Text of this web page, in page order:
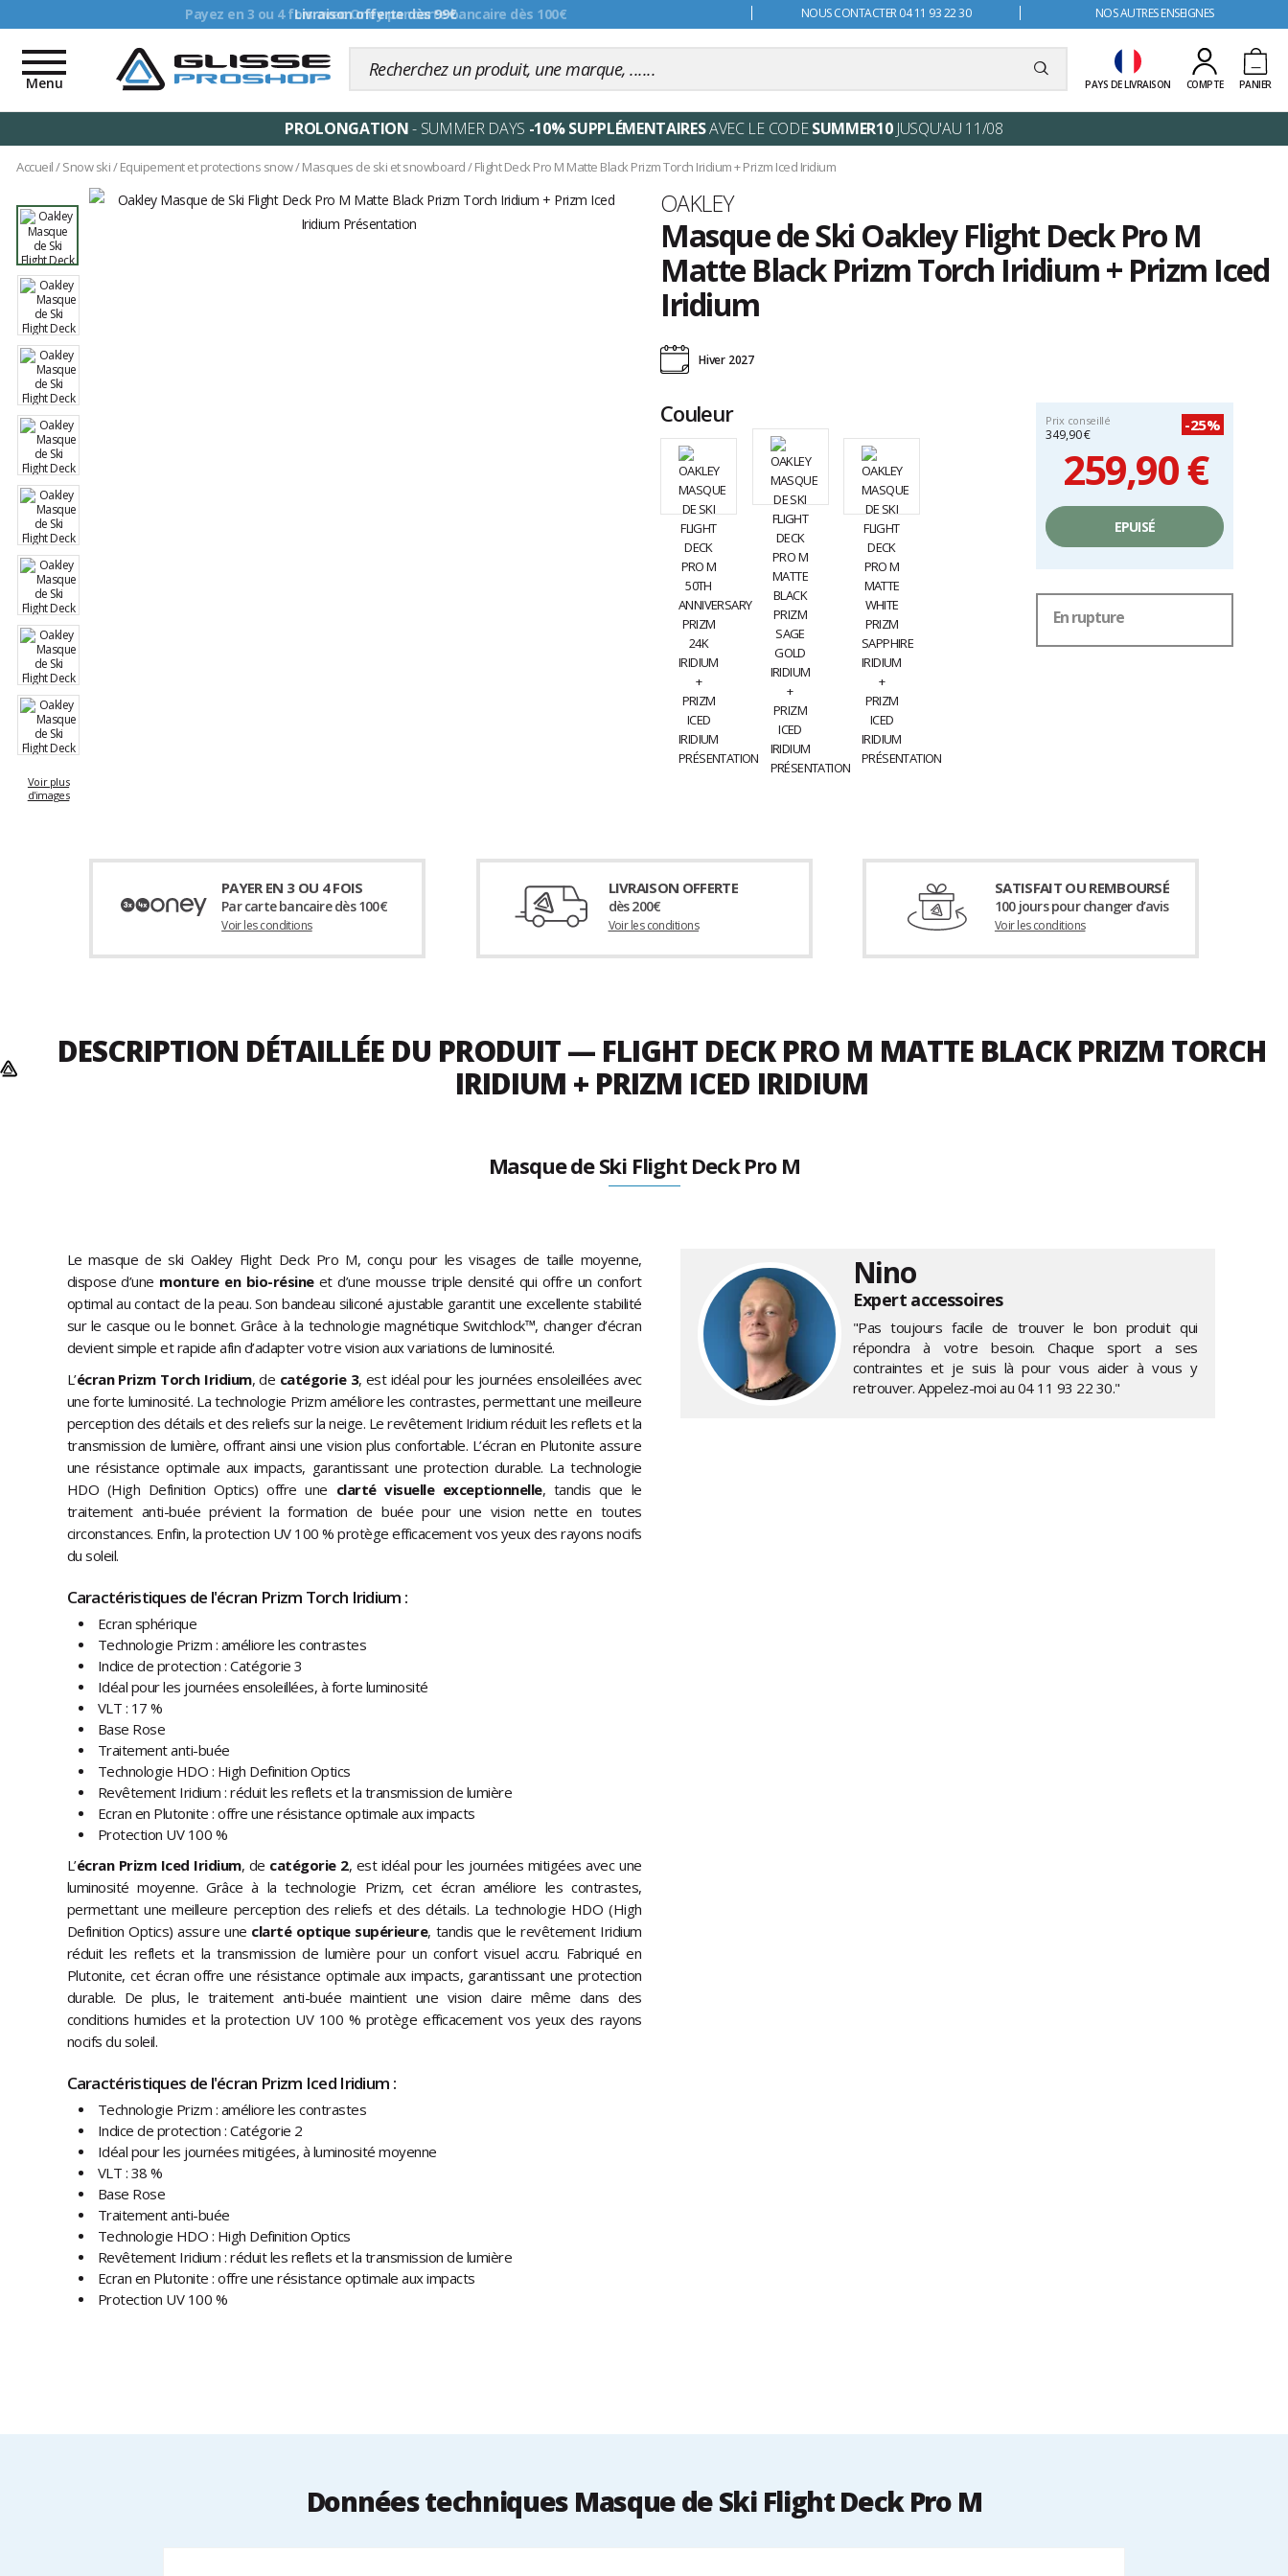
Livraison offerte dès 99€ NOUS CONTACTER 04 11 93 22 30 NOS AUTRES ENSEIGNES
PAYS DE LIVRAISON COMPTE PANIER
Toggle
navigation
Menu
PROLONGATION- SUMMER DAYS -10% SUPPLÉMENTAIRESAVEC LE CODESUMMER10JUSQU'AU 11/08
Accueil/Snow ski/Equipement et protections snow/Masques de ski et snowboard/Flight Deck Pro M Matte Black Prizm Torch Iridium + Prizm Iced Iridium
Voir plus
d'images
Marque
OAKLEY
Masque de Ski Oakley Flight Deck Pro M
Matte Black Prizm Torch Iridium + Prizm Iced
Iridium
avis
clientsHiver 2027
Couleur Prix conseillé
349,90 €
-25%
259,90 €
Prix
unitaire,
hors
frais
EPUISÉ
En rupture
PAYER EN 3 OU 4 FOIS
Par carte bancaire dès 100€
Voir les conditions
LIVRAISON OFFERTE
dès 200€
Voir les conditions
SATISFAIT OU REMBOURSÉ
100 jours pour changer d’avis
Voir les conditions
DESCRIPTION DÉTAILLÉE DU PRODUIT — FLIGHT DECK PRO M MATTE BLACK PRIZM TORCH
IRIDIUM + PRIZM ICED IRIDIUM
Masque de Ski Flight Deck Pro M
Le masque de ski Oakley Flight Deck Pro M, conçu pour les visages de taille moyenne,
dispose d’une monture en bio-résine et d’une mousse triple densité qui offre un confort
optimal au contact de la peau. Son bandeau siliconé ajustable garantit une excellente stabilité
sur le casque ou le bonnet. Grâce à la technologie magnétique Switchlock™, changer d’écran
devient simple et rapide afin d’adapter votre vision aux variations de luminosité.
L’écran Prizm Torch Iridium, de catégorie 3, est idéal pour les journées ensoleillées avec
une forte luminosité. La technologie Prizm améliore les contrastes, permettant une meilleure
perception des détails et des reliefs sur la neige. Le revêtement Iridium réduit les reflets et la
transmission de lumière, offrant ainsi une vision plus confortable. L’écran en Plutonite assure
une résistance optimale aux impacts, garantissant une protection durable. La technologie
HDO (High Definition Optics) offre une clarté visuelle exceptionnelle, tandis que le
traitement anti-buée prévient la formation de buée pour une vision nette en toutes
circonstances. Enfin, la protection UV 100 % protège efficacement vos yeux des rayons nocifs
du soleil.
Caractéristiques de l'écran Prizm Torch Iridium :
Ecran sphérique
Technologie Prizm : améliore les contrastes
Indice de protection : Catégorie 3
Idéal pour les journées ensoleillées, à forte luminosité
VLT : 17 %
Base Rose
Traitement anti-buée
Technologie HDO : High Definition Optics
Revêtement Iridium : réduit les reflets et la transmission de lumière
Ecran en Plutonite : offre une résistance optimale aux impacts
Protection UV 100 %
L’écran Prizm Iced Iridium, de catégorie 2, est idéal pour les journées mitigées avec une
luminosité moyenne. Grâce à la technologie Prizm, cet écran améliore les contrastes,
permettant une meilleure perception des reliefs et des détails. La technologie HDO (High
Definition Optics) assure une clarté optique supérieure, tandis que le revêtement Iridium
réduit les reflets et la transmission de lumière pour un confort visuel accru. Fabriqué en
Plutonite, cet écran offre une résistance optimale aux impacts, garantissant une protection
durable. De plus, le traitement anti-buée maintient une vision claire même dans des
conditions humides et la protection UV 100 % protège efficacement vos yeux des rayons
nocifs du soleil.
Caractéristiques de l'écran Prizm Iced Iridium :
Technologie Prizm : améliore les contrastes
Indice de protection : Catégorie 2
Idéal pour les journées mitigées, à luminosité moyenne
VLT : 38 %
Base Rose
Traitement anti-buée
Technologie HDO : High Definition Optics
Revêtement Iridium : réduit les reflets et la transmission de lumière
Ecran en Plutonite : offre une résistance optimale aux impacts
Protection UV 100 %
Nino
Expert accessoires
"Pas toujours facile de trouver le bon produit qui
répondra à votre besoin. Chaque sport a ses
contraintes et je suis là pour vous aider à vous y
retrouver. Appelez-moi au 04 11 93 22 30."
Données techniques Masque de Ski Flight Deck Pro M